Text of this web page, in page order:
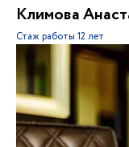
Климова
Стаж работы 12 лет